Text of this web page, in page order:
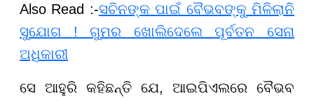
Also Read :-ସଚିନଙ୍କ ପାଇଁ ବୈଭବଙ୍କୁ ମିଳିଲାନି
ସୁଯୋଗ ! ଗୁମର ଖୋଲିଦେଲେ ପୂର୍ବତନ ସେନା
ଅଧିକାରୀ
ସେ ଆହୁରି କହିଛନ୍ତି ଯେ, ଆଇପିଏଲରେ ବୈଭବ